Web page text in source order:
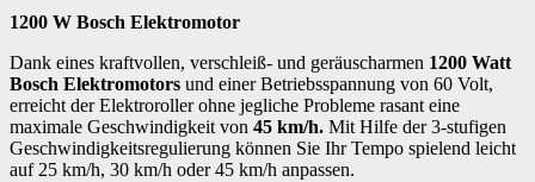
1200 W Bosch Elektromotor
Dank eines kraftvollen, verschleiß- und geräuscharmen 1200 Watt
Bosch Elektromotors und einer Betriebsspannung von 60 Volt,
erreicht der Elektroroller ohne jegliche Probleme rasant eine
maximale Geschwindigkeit von 45 km/h. Mit Hilfe der 3-stufigen
Geschwindigkeitsregulierung können Sie Ihr Tempo spielend leicht
auf 25 km/h, 30 km/h oder 45 km/h anpassen.